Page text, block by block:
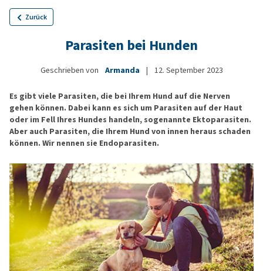
Zurück
Parasiten bei Hunden
Geschrieben von Armanda | 12. September 2023
Es gibt viele Parasiten, die bei Ihrem Hund auf die Nerven
gehen können. Dabei kann es sich um Parasiten auf der Haut
oder im Fell Ihres Hundes handeln, sogenannte Ektoparasiten.
Aber auch Parasiten, die Ihrem Hund von innen heraus schaden
können. Wir nennen sie Endoparasiten.